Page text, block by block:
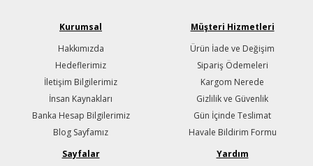
Kurumsal
Hakkımızda
Hedeflerimiz
İletişim Bilgilerimiz
İnsan Kaynakları
Banka Hesap Bilgilerimiz
Blog Sayfamız
Müşteri Hizmetleri
Ürün İade ve Değişim
Sipariş Ödemeleri
Kargom Nerede
Gizlilik ve Güvenlik
Gün İçinde Teslimat
Havale Bildirim Formu
Sayfalar
Yardım